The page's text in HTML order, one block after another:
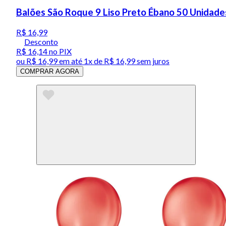
Balões São Roque 9 Liso Preto Ébano 50
R$ 16,99
Desconto
R$ 16,14no PIX
ou R$ 16,99em até 1x de R$ 16,99sem juros
COMPRAR AGORA